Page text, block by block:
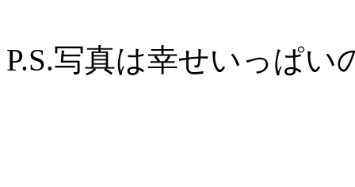
P.S.写真は幸せいっぱい